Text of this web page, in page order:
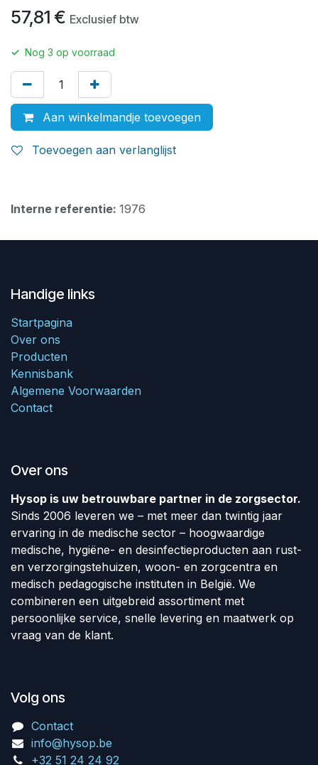
57,81 € Exclusief btw
✓ Nog 3 op voorraad
Aan winkelmandje toevoegen
Toevoegen aan verlanglijst
Interne referentie: 1976
Handige links
Startpagina
Over ons
Producten
Kennisbank
Algemene Voorwaarden
Contact
Over ons
Hysop is uw betrouwbare partner in de zorgsector.
Sinds 2006 leveren we – met meer dan twintig jaar
ervaring in de medische sector – hoogwaardige
medische, hygiëne- en desinfectieproducten aan rust-
en verzorgingstehuizen, woon- en zorgcentra en
medisch pedagogische instituten in België. We
combineren een uitgebreid assortiment met
persoonlijke service, snelle levering en maatwerk op
vraag van de klant.
Volg ons
Contact
info@hysop.be
+32 51 24 24 92